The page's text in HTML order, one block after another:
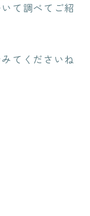
て調べてご紹
てくださいね